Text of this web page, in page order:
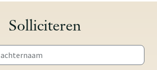
Solliciteren